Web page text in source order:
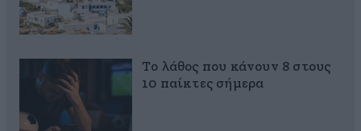
Το λάθος που κάνουν 8 στους
10 παίκτες σήμερα